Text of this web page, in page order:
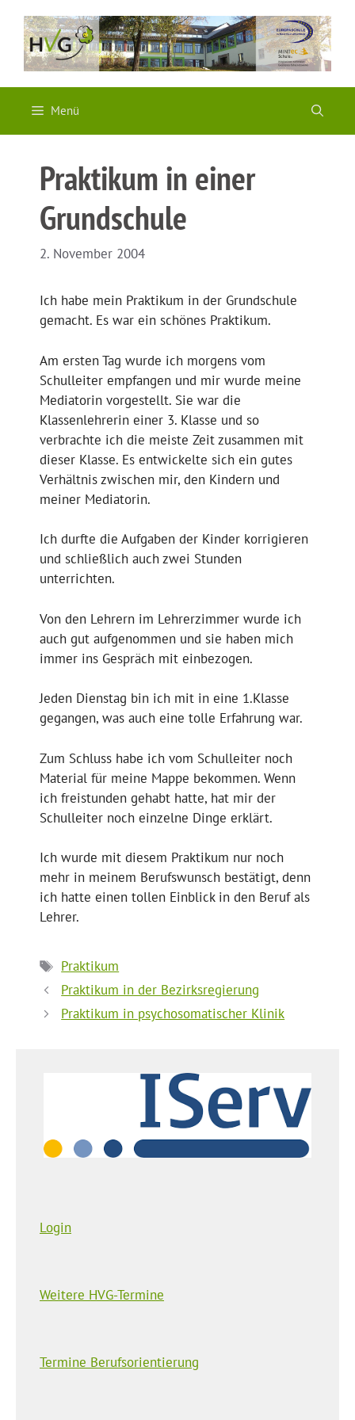
Inhalt
springen
Menü
Praktikum in einer
Grundschule
2. November 2004
Ich habe mein Praktikum in der Grundschule
gemacht. Es war ein schönes Praktikum.
Am ersten Tag wurde ich morgens vom
Schulleiter empfangen und mir wurde meine
Mediatorin vorgestellt. Sie war die
Klassenlehrerin einer 3. Klasse und so
verbrachte ich die meiste Zeit zusammen mit
dieser Klasse. Es entwickelte sich ein gutes
Verhältnis zwischen mir, den Kindern und
meiner Mediatorin.
Ich durfte die Aufgaben der Kinder korrigieren
und schließlich auch zwei Stunden
unterrichten.
Von den Lehrern im Lehrerzimmer wurde ich
auch gut aufgenommen und sie haben mich
immer ins Gespräch mit einbezogen.
Jeden Dienstag bin ich mit in eine 1.Klasse
gegangen, was auch eine tolle Erfahrung war.
Zum Schluss habe ich vom Schulleiter noch
Material für meine Mappe bekommen. Wenn
ich freistunden gehabt hatte, hat mir der
Schulleiter noch einzelne Dinge erklärt.
Ich wurde mit diesem Praktikum nur noch
mehr in meinem Berufswunsch bestätigt, denn
ich hatte einen tollen Einblick in den Beruf als
Lehrer.
Schlagwörter
Praktikum
Praktikum in der Bezirksregierung
Praktikum in psychosomatischer Klinik
Login
Weitere HVG-Termine
Termine Berufsorientierung